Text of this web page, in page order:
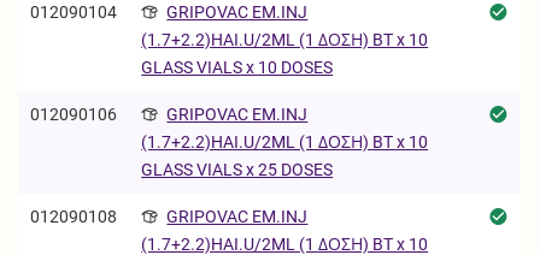
012090104
GRIPOVAC EM.INJ
(1.7+2.2)HAI.U/2ML (1 ΔΟΣΗ) BT x 10
GLASS VIALS x 10 DOSES
012090106
GRIPOVAC EM.INJ
(1.7+2.2)HAI.U/2ML (1 ΔΟΣΗ) BT x 10
GLASS VIALS x 25 DOSES
012090108
GRIPOVAC EM.INJ
(1.7+2.2)HAI.U/2ML (1 ΔΟΣΗ) BT x 10